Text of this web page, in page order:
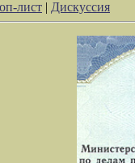
лист | Дискуссия